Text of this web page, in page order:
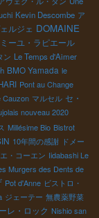
Kevin Descombe ア
ルジェ DOMAINE
ーユ・ラピエール
ン Le Temps d'Aimer
BMO Yamada le
Pont au Change
Cauzon マルセル セ・
nouveau 2020
Millésime Bio Bistrot
10年間の感謝 ドメー
・コーエン Iidabashi Le
Murgers des Dents de
Pot d'Anne ビストロ・
ジェーテー 無農薬野菜
レ・ロック Nishio san